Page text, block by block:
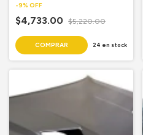
-9% OFF
$4,733.00 $5,220.00
24 en stock